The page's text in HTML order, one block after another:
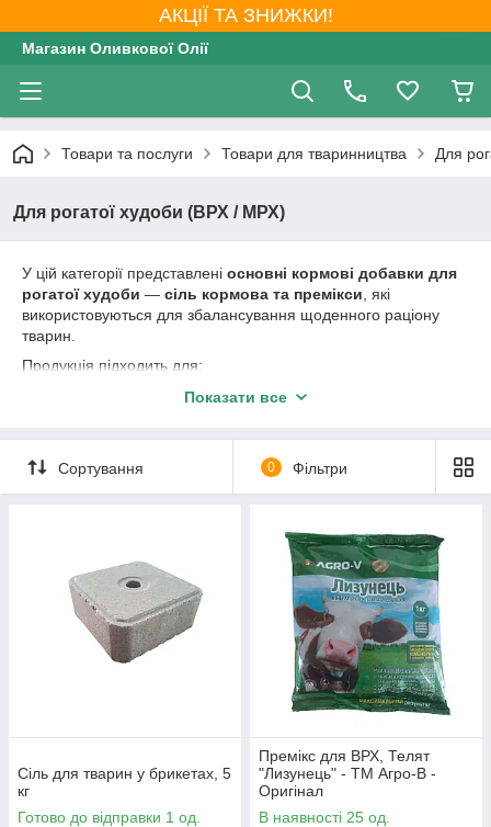
АКЦІЇ ТА ЗНИЖКИ!
Магазин Оливкової Олії
Товари та послуги Товари для тваринництва Для
Для рогатої худоби (ВРХ / МРХ)
У цій категорії представлені основні кормові добавки для
рогатої худоби — сіль кормова та премікси , які
використовуються для збалансування щоденного раціону
тварин.
Продукція підходить для:
великої та малої рогатої худоби (корови, бики,
фермерських та приватних господарств.
Сіль кормова забезпечує організм тварин необхідними
мінералами та підтримує водно-сольовий баланс, а премікси
сприяючи нормальному росту, розвитку та продуктивності
Товари використовуються як доповнення до основного корму
відповідно до рекомендованих норм годівлі.
Показати все
Сортування 0 Фільтри
Сіль для тварин у брикетах, 5
кг
Готово до відправки 1 од.
Премікс для ВРХ, Телят
"Лизунець" - ТМ Агро-В -
Оригінал
В наявності 25 од.